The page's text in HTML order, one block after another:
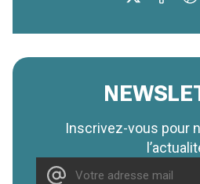
Inscrivez-vous pour